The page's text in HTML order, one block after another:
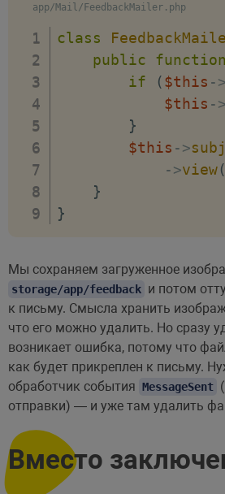
app/Mail/FeedbackMailer.php
class
public
function
if
($this ->
$this ->
}
$this ->
->view(
}
}
Мы сохраняем загруженное
storage/app/feedback и потом
к письму. Смысла хранить
что его можно удалить. Но сразу
возникает ошибка, потому что
как будет прикреплен к письму.
обработчик события MessageSent
отправки) — и уже там удалить
Вместо